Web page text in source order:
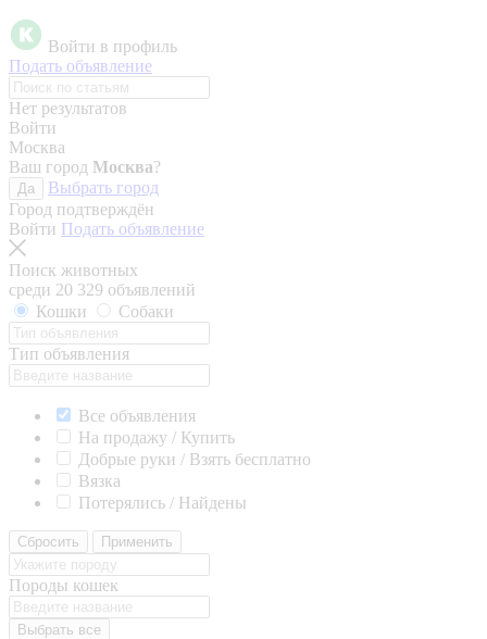
Войти в профиль
Подать объявление
Нет результатов
Войти
Москва
Ваш город Москва?
Да
Выбрать город
Город подтверждён
Войти Подать объявление
Поиск животных
среди 20 329 объявлений
Кошки
Собаки
Тип объявления
Все объявления
На продажу / Купить
Добрые руки / Взять бесплатно
Вязка
Потерялись / Найдены
Сбросить Применить
Породы кошек
Выбрать все